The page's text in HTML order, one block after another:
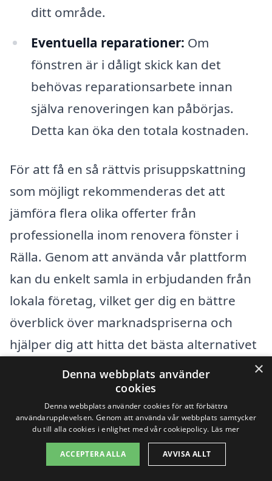
ditt område.
Eventuella reparationer: Om
fönstren är i dåligt skick kan det
behövas reparationsarbete innan
själva renoveringen kan påbörjas.
Detta kan öka den totala kostnaden.
För att få en så rättvis prisuppskattning
som möjligt rekommenderas det att
jämföra flera olika offerter från
professionella inom renovera fönster i
Rälla. Genom att använda vår plattform
kan du enkelt samla in erbjudanden från
lokala företag, vilket ger dig en bättre
överblick över marknadspriserna och
hjälper dig att hitta det bästa alternativet
för dina behov. Tveka inte att kontakta
flera hantverkare och ställa frågor så att
du kan fatta ett informerat beslut.
Få 3 erbjudanden, gratis och utan
×
Denna webbplats använder
cookies
Denna webbplats använder cookies för att förbättra
användarupplevelsen. Genom att använda vår webbplats samtycker
du till alla cookies i enlighet med vår cookiepolicy. Läs mer
ACCEPTERA ALLA AVVISA ALLT